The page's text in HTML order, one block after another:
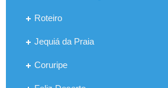
Roteiro
Jequiá da Praia
Coruripe